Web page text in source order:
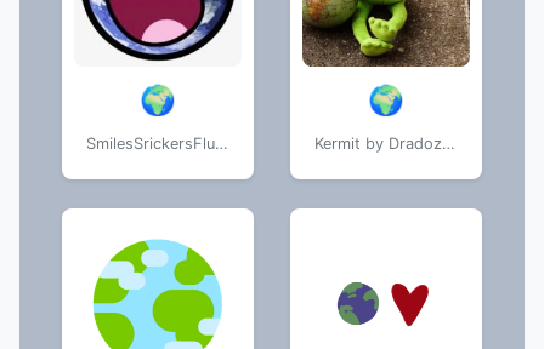
🌍
SmilesSrickersFluffy ::
🌍
Kermit by Dradoz & Luke